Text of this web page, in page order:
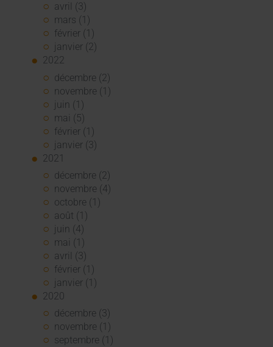
avril (3)
mars (1)
février (1)
janvier (2)
2022
décembre (2)
novembre (1)
juin (1)
mai (5)
février (1)
janvier (3)
2021
décembre (2)
novembre (4)
octobre (1)
août (1)
juin (4)
mai (1)
avril (3)
février (1)
janvier (1)
2020
décembre (3)
novembre (1)
septembre (1)